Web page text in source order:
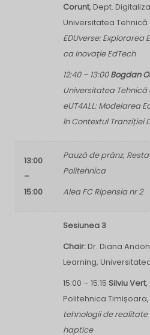
Corunt, Dept.
Universitatea
EDUverse: Explorarea
ca Inovație EdTech
12:40 – 13:00Bogdan
Universitatea
eUT4ALL: Modelarea
în Contextul Tranziției
13:00
–
15:00
Pauză de prânz, Restaurantul Studențesc
Politehnica
Alea FC Ripensia nr 2
Sesiunea 3
Chair: Dr. Diana
Learning,
15:00 – 15:15 Silviu Vert,
Politehnica Timișoara,
tehnologii de
haptice